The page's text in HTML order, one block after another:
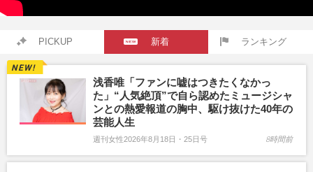
PICKUP 新着 ランキング
浅香唯「ファンに嘘はつきたくなかっ
た」“人気絶頂”で自ら認めたミュージシャ
ンとの熱愛報道の胸中、駆け抜けた40年の
芸能人生
週刊女性2026年8月18日・25日号 8時間前